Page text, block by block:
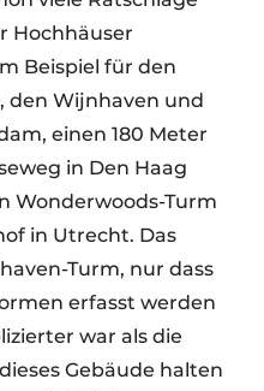
Hochhäuser
Beispiel für den
den Wijnhaven und
einen 180 Meter
in Den Haag
Wonderwoods-Turm
in Utrecht. Das
Turm, nur dass
erfasst werden
war als die
Gebäude halten